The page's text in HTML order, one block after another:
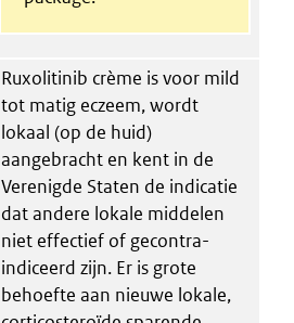
Ruxolitinib crème is voor mild
tot matig eczeem, wordt
lokaal (op de huid)
aangebracht en kent in de
Verenigde Staten de indicatie
dat andere lokale middelen
niet effectief of gecontra-
indiceerd zijn. Er is grote
behoefte aan nieuwe lokale,